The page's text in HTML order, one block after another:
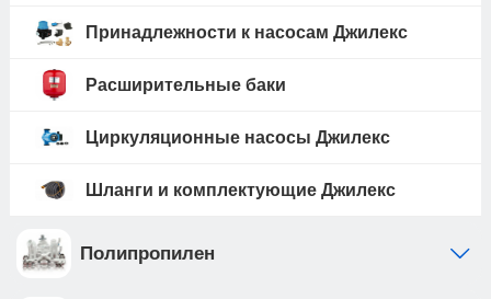
Принадлежности к насосам Джилекс
Расширительные баки
Циркуляционные насосы Джилекс
Шланги и комплектующие Джилекс
Полипропилен